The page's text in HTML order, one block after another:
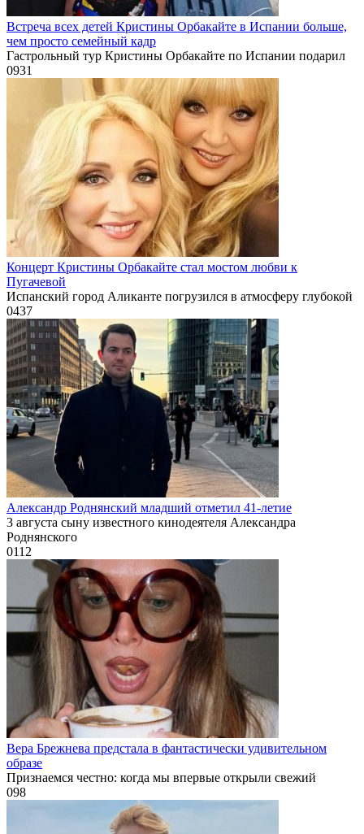
Встреча всех детей Кристины Орбакайте в Испании больше,
чем просто семейный кадр
Гастрольный тур Кристины Орбакайте по Испании подарил
0931
Концерт Кристины Орбакайте стал мостом любви к
Пугачевой
Испанский город Аликанте погрузился в атмосферу глубокой
0437
Александр Роднянский младший отметил 41-летие
3 августа сыну известного кинодеятеля Александра
Роднянского
0112
Вера Брежнева предстала в фантастически удивительном
образе
Признаемся честно: когда мы впервые открыли свежий
098